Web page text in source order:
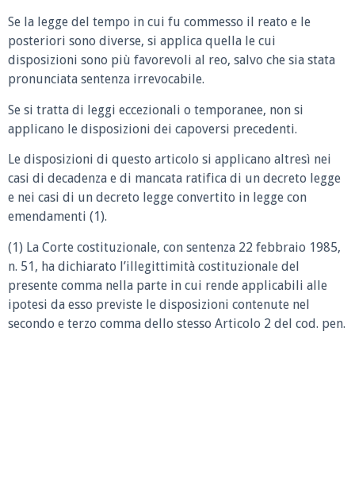
Se la legge del tempo in cui fu commesso il reato e le
posteriori sono diverse, si applica quella le cui
disposizioni sono più favorevoli al reo, salvo che sia stata
pronunciata sentenza irrevocabile.
Se si tratta di leggi eccezionali o temporanee, non si
applicano le disposizioni dei capoversi precedenti.
Le disposizioni di questo articolo si applicano altresì nei
casi di decadenza e di mancata ratifica di un decreto legge
e nei casi di un decreto legge convertito in legge con
emendamenti (1).
(1) La Corte costituzionale, con sentenza 22 febbraio 1985,
n. 51, ha dichiarato l’illegittimità costituzionale del
presente comma nella parte in cui rende applicabili alle
ipotesi da esso previste le disposizioni contenute nel
secondo e terzo comma dello stesso Articolo 2 del cod. pen.